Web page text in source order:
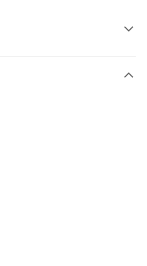
」的支付方式。 讓您購物簡單
儲值。
結帳。